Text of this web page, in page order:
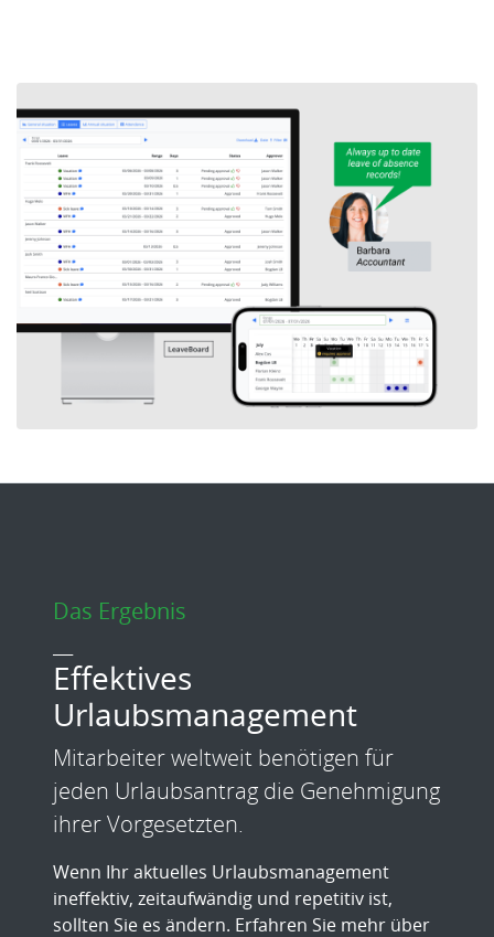
Das Ergebnis
Effektives
Urlaubsmanagement
Mitarbeiter weltweit benötigen für
jeden Urlaubsantrag die Genehmigung
ihrer Vorgesetzten.
Wenn Ihr aktuelles Urlaubsmanagement
ineffektiv, zeitaufwändig und repetitiv ist,
sollten Sie es ändern. Erfahren Sie mehr über